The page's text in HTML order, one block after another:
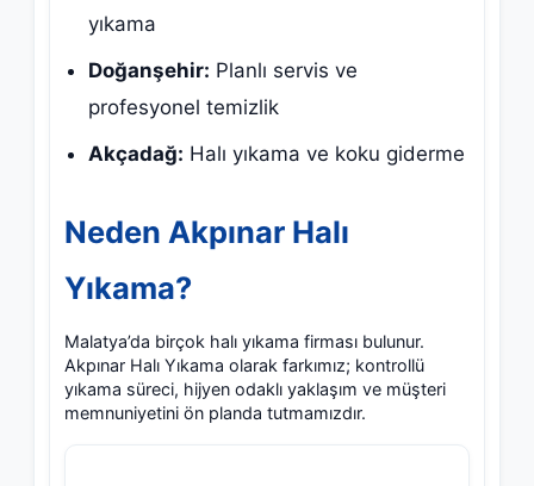
yıkama
Doğanşehir: Planlı servis ve
profesyonel temizlik
Akçadağ: Halı yıkama ve koku giderme
Neden Akpınar Halı
Yıkama?
Malatya’da birçok halı yıkama firması bulunur.
Akpınar Halı Yıkama olarak farkımız; kontrollü
yıkama süreci, hijyen odaklı yaklaşım ve müşteri
memnuniyetini ön planda tutmamızdır.